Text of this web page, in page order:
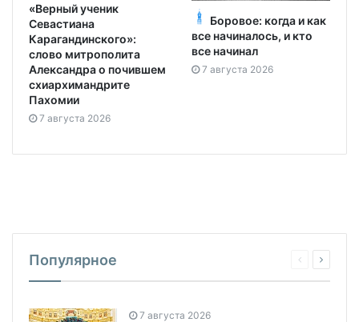
«Верный ученик
Севастиана
Карагандинского»:
слово митрополита
Александра о почившем
схиархимандрите
Пахомии
7 августа 2026
Боровое: когда и как
все начиналось, и кто
все начинал
7 августа 2026
Популярное
7 августа 2026